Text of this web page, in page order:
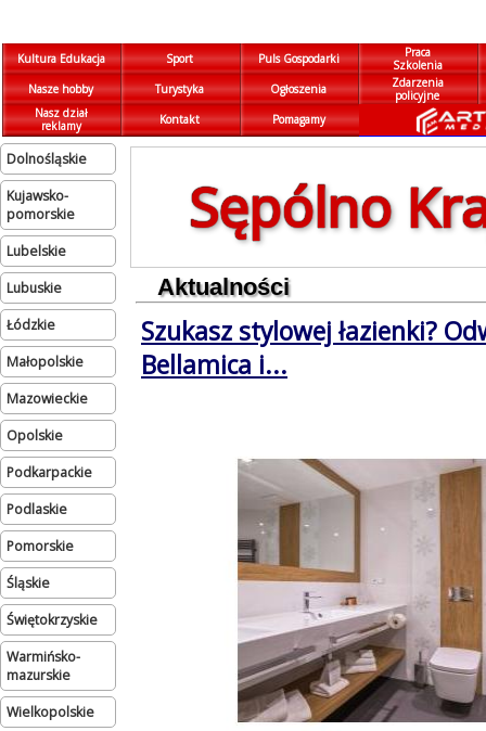
Kultura Edukacja Sport Puls Gospodarki
Praca
Szkolenia
Nasze hobby
Turystyka Ogłoszenia
Zdarzenia
policyjne
Nasz dział
reklamy
Kontakt Pomagamy
dolnośląskie
kujawsko-
pomorskie
lubelskie
lubuskie
łódzkie
małopolskie
mazowieckie
opolskie
podkarpackie
podlaskie
pomorskie
śląskie
świętokrzyskie
warmińsko-
mazurskie
wielkopolskie
Sępólno
Aktualności
Szukasz stylowej łazienki?
Bellamica i...